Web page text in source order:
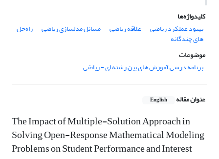
کلیدواژه‌ها
بهبود عملکرد ریاضی
علاقه ریاضی مسائل مدلسازی ریاضی راه‌حل
های چندگانه
موضوعات
برنامه درسی آموزش های بین رشته ای - ریاضی
عنوان مقاله English
The Impact of Multiple-Solution Approach in
Solving Open-Response Mathematical Modeling
Problems on Student Performance and Interest